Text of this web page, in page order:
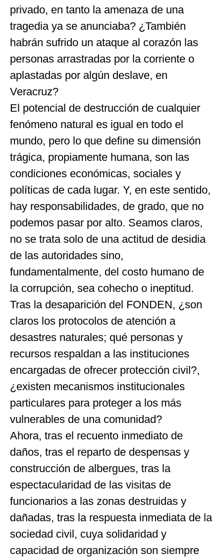
privado, en tanto la amenaza de una
tragedia ya se anunciaba? ¿También
habrán sufrido un ataque al corazón las
personas arrastradas por la corriente o
aplastadas por algún deslave, en
Veracruz?
El potencial de destrucción de cualquier
fenómeno natural es igual en todo el
mundo, pero lo que define su dimensión
trágica, propiamente humana, son las
condiciones económicas, sociales y
políticas de cada lugar. Y, en este sentido,
hay responsabilidades, de grado, que no
podemos pasar por alto. Seamos claros,
no se trata solo de una actitud de desidia
de las autoridades sino,
fundamentalmente, del costo humano de
la corrupción, sea cohecho o ineptitud.
Tras la desaparición del FONDEN, ¿son
claros los protocolos de atención a
desastres naturales; qué personas y
recursos respaldan a las instituciones
encargadas de ofrecer protección civil?,
¿existen mecanismos institucionales
particulares para proteger a los más
vulnerables de una comunidad?
Ahora, tras el recuento inmediato de
daños, tras el reparto de despensas y
construcción de albergues, tras la
espectacularidad de las visitas de
funcionarios a las zonas destruidas y
dañadas, tras la respuesta inmediata de la
sociedad civil, cuya solidaridad y
capacidad de organización son siempre